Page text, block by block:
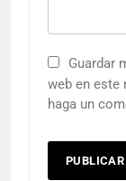
Guardar
web en este
haga un